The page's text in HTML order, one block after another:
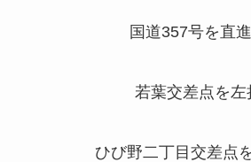
国道357号を直
若葉交差点を左
ひび野二丁目交差点